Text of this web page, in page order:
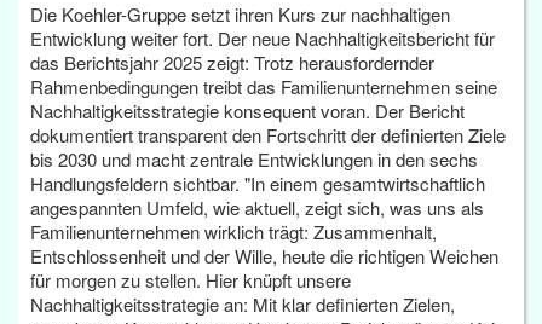
Die Koehler-Gruppe setzt ihren Kurs zur nachhaltigen
Entwicklung weiter fort. Der neue Nachhaltigkeitsbericht für
das Berichtsjahr 2025 zeigt: Trotz herausfordernder
Rahmenbedingungen treibt das Familienunternehmen seine
Nachhaltigkeitsstrategie konsequent voran. Der Bericht
dokumentiert transparent den Fortschritt der definierten Ziele
bis 2030 und macht zentrale Entwicklungen in den sechs
Handlungsfeldern sichtbar. "In einem gesamtwirtschaftlich
angespannten Umfeld, wie aktuell, zeigt sich, was uns als
Familienunternehmen wirklich trägt: Zusammenhalt,
Entschlossenheit und der Wille, heute die richtigen Weichen
für morgen zu stellen. Hier knüpft unsere
Nachhaltigkeitsstrategie an: Mit klar definierten Zielen,